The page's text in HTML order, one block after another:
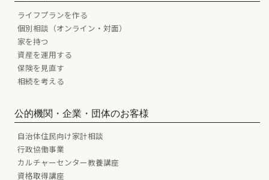
ライフプランを作る
個別相談（オンライン・対面）
家を持つ
資産を運用する
保険を見直す
相続を考える
公的機関・企業・団体のお客様
自治体住民向け家計相談
行政協働事業
カルチャーセンター教養講座
資格取得講座